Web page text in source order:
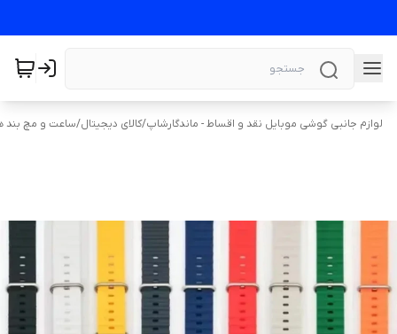
لوازم جانبی گوشی موبایل نقد و اقساط - ماندگارشاپ/کالای دیجیتال/ساعت و مچ بند